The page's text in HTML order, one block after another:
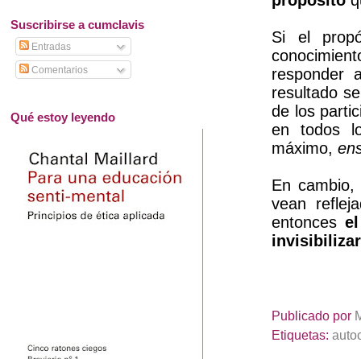
Si el
responder
resultado
de los
en todos
máximo,
En
vean
entonces
Publicado por
Etiquetas:
Suscribirse a cumclavis
Entradas
Comentarios
Qué estoy leyendo